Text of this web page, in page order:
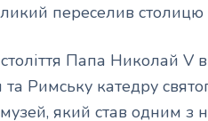
переселив столицю
Папа Николай V
Римську катедру
який став одним з